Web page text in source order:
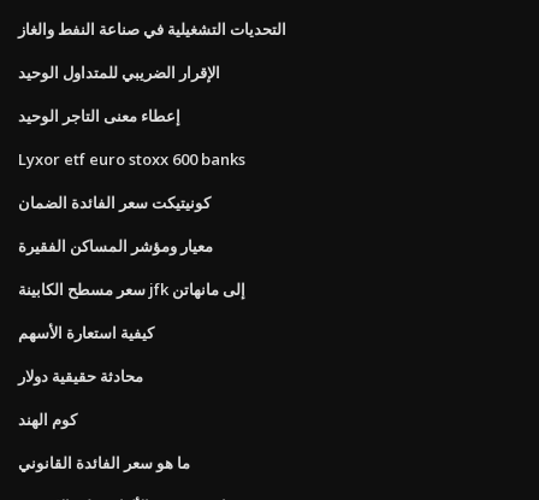
التحديات التشغيلية في صناعة النفط والغاز
الإقرار الضريبي للمتداول الوحيد
إعطاء معنى التاجر الوحيد
Lyxor etf euro stoxx 600 banks
كونيتيكت سعر الفائدة الضمان
معيار ومؤشر المساكن الفقيرة
سعر مسطح الكابينة jfk إلى مانهاتن
كيفية استعارة الأسهم
محادثة حقيقية دولار
كوم الهند
ما هو سعر الفائدة القانوني